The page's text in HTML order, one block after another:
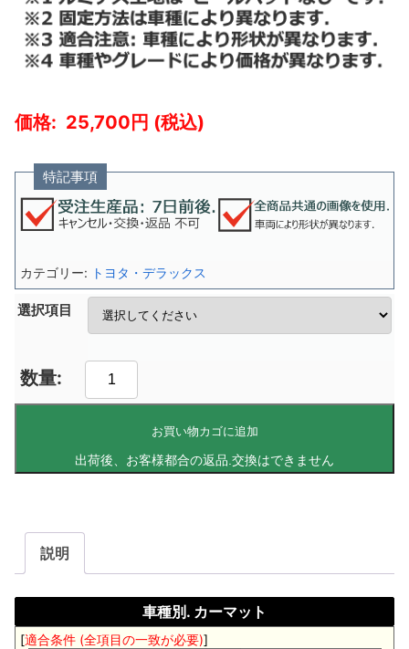
25,700
特記事項
選択項目
お買い物カゴに追加
カテゴリー: トヨタ・デラックス
説明
車種別. カーマット
[適合条件 (全項目の一致が必要)]